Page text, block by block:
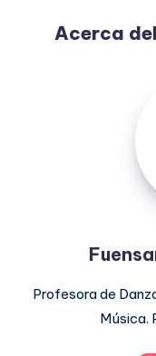
Acerca
Profesora de
Música.